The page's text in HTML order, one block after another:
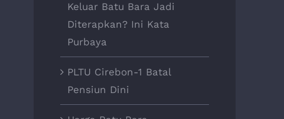
Keluar Batu Bara Jadi
Diterapkan? Ini Kata
Purbaya
PLTU Cirebon-1 Batal
Pensiun Dini